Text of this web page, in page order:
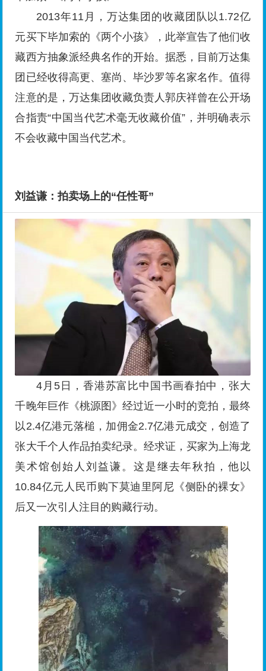
2013年11月，万达集团的收藏团队以1.72亿
元买下毕加索的《两个小孩》，此举宣告了他们收
藏西方抽象派经典名作的开始。据悉，目前万达集
团已经收得高更、塞尚、毕沙罗等名家名作。值得
注意的是，万达集团收藏负责人郭庆祥曾在公开场
合指责“中国当代艺术毫无收藏价值”，并明确表示
不会收藏中国当代艺术。
刘益谦：拍卖场上的“任性哥”
4月5日，香港苏富比中国书画春拍中，张大
千晚年巨作《桃源图》经过近一小时的竞拍，最终
以2.4亿港元落槌，加佣金2.7亿港元成交，创造了
张大千个人作品拍卖纪录。经求证，买家为上海龙
美术馆创始人刘益谦。这是继去年秋拍，他以
10.84亿元人民币购下莫迪里阿尼《侧卧的裸女》
后又一次引人注目的购藏行动。